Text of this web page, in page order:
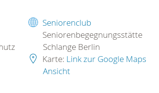
Seniorenclub
Seniorenbegegnungsstätte
Schlange Berlin
Karte: Link zur Google Maps
Ansicht